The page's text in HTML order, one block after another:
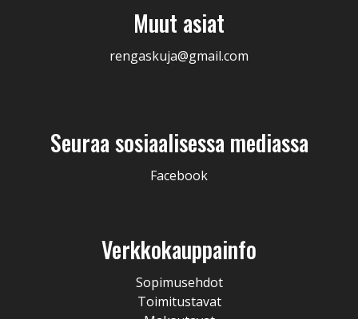
Muut asiat
rengaskuja@gmail.com
Seuraa sosiaalisessa mediassa
Facebook
Verkkokauppainfo
Sopimusehdot
Toimitustavat